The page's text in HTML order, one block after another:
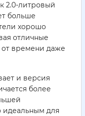
2.0-литровый
больше
хорошо
отличные
от времени даже
и версия
более
идеальным для